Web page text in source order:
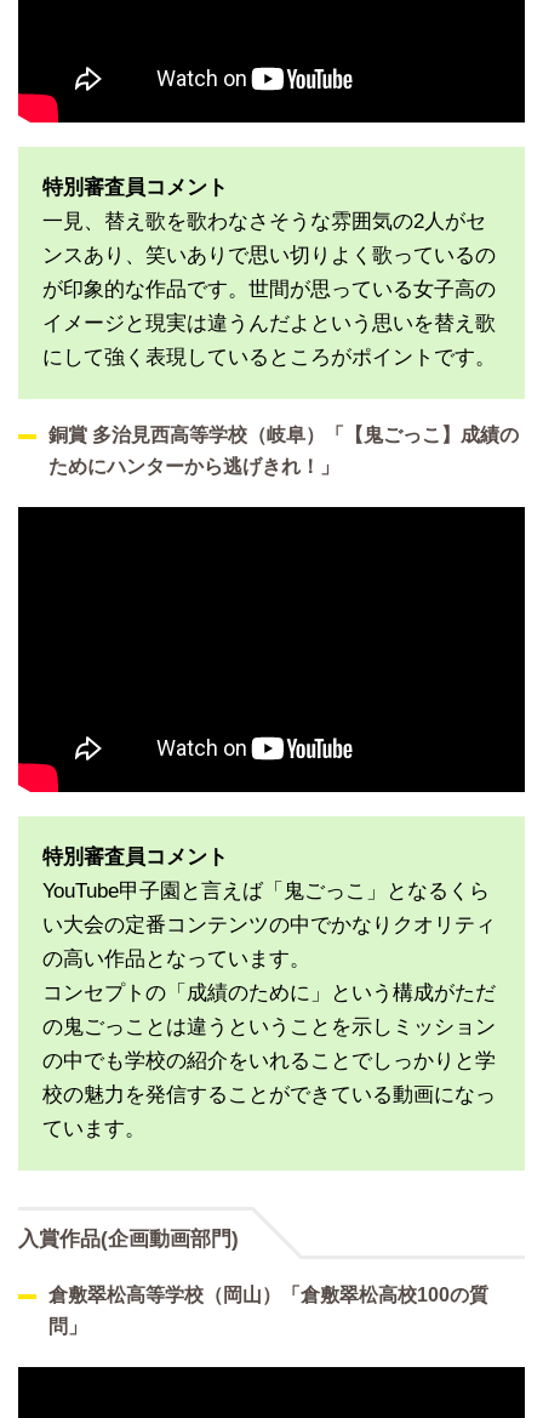
特別審査員コメント
一見、替え歌を歌わなさそうな雰囲気の2人がセ
ンスあり、笑いありで思い切りよく歌っているの
が印象的な作品です。世間が思っている女子高の
イメージと現実は違うんだよという思いを替え歌
にして強く表現しているところがポイントです。
銅賞 多治見西高等学校（岐阜）「【鬼ごっこ】成績の
ためにハンターから逃げきれ！」
特別審査員コメント
YouTube甲子園と言えば「鬼ごっこ」となるくら
い大会の定番コンテンツの中でかなりクオリティ
の高い作品となっています。
コンセプトの「成績のために」という構成がただ
の鬼ごっことは違うということを示しミッション
の中でも学校の紹介をいれることでしっかりと学
校の魅力を発信することができている動画になっ
ています。
入賞作品(企画動画部門)
倉敷翠松高等学校（岡山）「倉敷翠松高校100の質
問」